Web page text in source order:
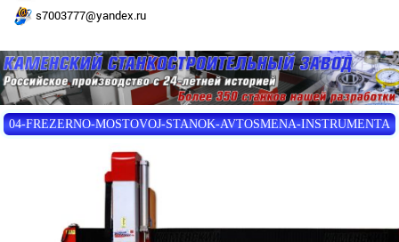
s7003777@yandex.ru
04-FREZERNO-MOSTOVOJ-STANOK-AVTOSMENA-INSTRUMENTA